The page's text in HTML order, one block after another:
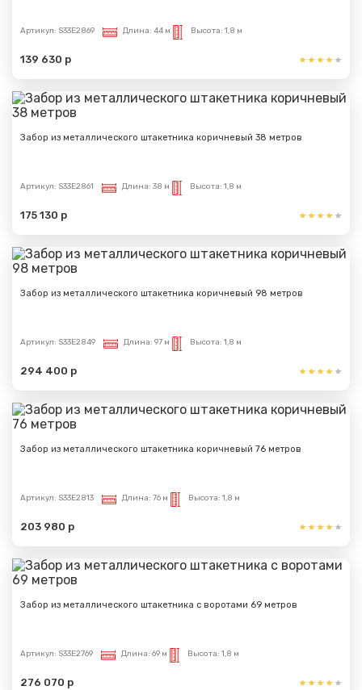
Артикул: S33E2869 Длина: 44 м Высота: 1,8 м
139 630 р
Забор из металлического штакетника коричневый 38 метров
Артикул: S33E2861 Длина: 38 м Высота: 1,8 м
175 130 р
Забор из металлического штакетника коричневый 98 метров
Артикул: S33E2849 Длина: 97 м Высота: 1,8 м
294 400 р
Забор из металлического штакетника коричневый 76 метров
Артикул: S33E2813 Длина: 76 м Высота: 1,8 м
203 980 р
Забор из металлического штакетника с воротами 69 метров
Артикул: S33E2769 Длина: 69 м Высота: 1,8 м
276 070 р